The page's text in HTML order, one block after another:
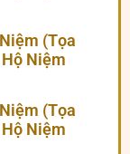
(Tọa
Niệm
(Tọa
Niệm